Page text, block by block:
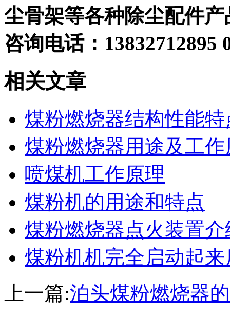
尘骨架等各种除尘配件
咨询电话：13832712895
相关文章
煤粉燃烧器结构性能特
煤粉燃烧器用途及工作
喷煤机工作原理
煤粉机的用途和特点
煤粉燃烧器点火装置介
煤粉机机完全启动起
上一篇:泊头煤粉燃烧器